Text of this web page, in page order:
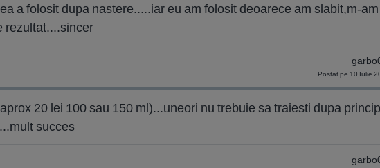
a folosit dupa nastere.....iar eu am folosit deoarece am slabit,m-am
rezultat....sincer
Postat pe 10 Iulie
20 lei 100 sau 150 ml)...uneori nu trebuie sa traiesti dupa
succes